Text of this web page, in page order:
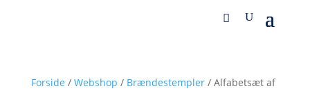
Forside / Webshop / Brændestempler/ Alfabetsæt af